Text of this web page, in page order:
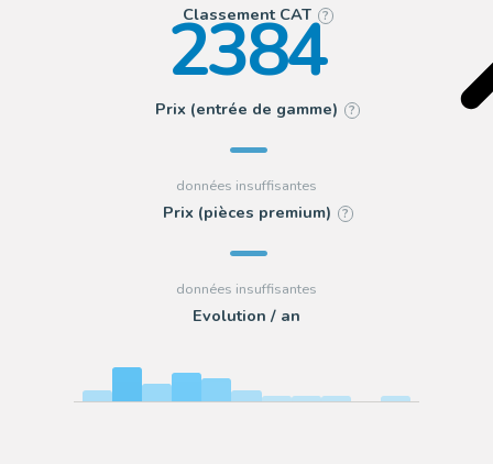
Classement CAT ?
2384
Prix (entrée de gamme) ?
Prix (pièces premium) ?
Evolution / an